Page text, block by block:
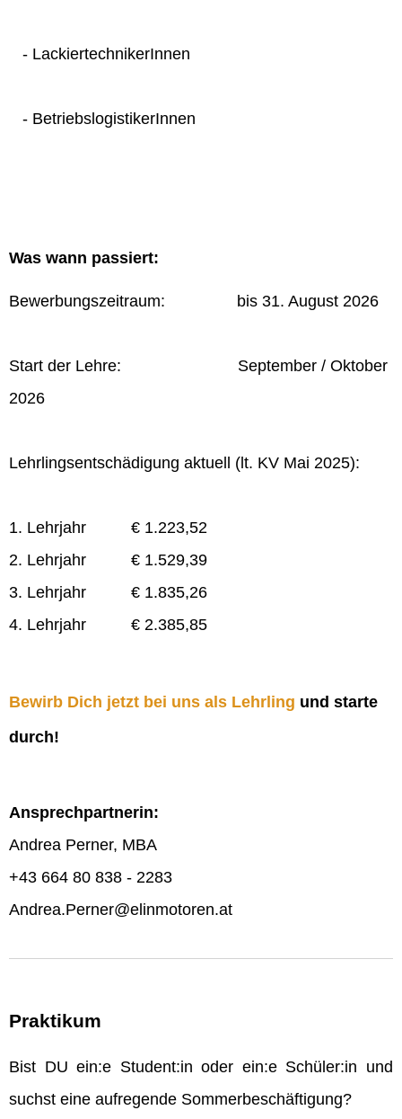
- LackiertechnikerInnen
- BetriebslogistikerInnen
Was wann passiert:
Bewerbungszeitraum: bis 31. August 2026
Start der Lehre: September / Oktober
2026
Lehrlingsentschädigung aktuell (lt. KV Mai 2025):
1. Lehrjahr € 1.223,52
2. Lehrjahr € 1.529,39
3. Lehrjahr € 1.835,26
4. Lehrjahr € 2.385,85
Bewirb Dich jetzt bei uns als Lehrling und starte
durch!
Ansprechpartnerin:
Andrea Perner, MBA
+43 664 80 838 - 2283
Andrea.Perner@elinmotoren.at
Praktikum
Bist DU ein:e Student:in oder ein:e Schüler:in und
suchst eine aufregende Sommerbeschäftigung?